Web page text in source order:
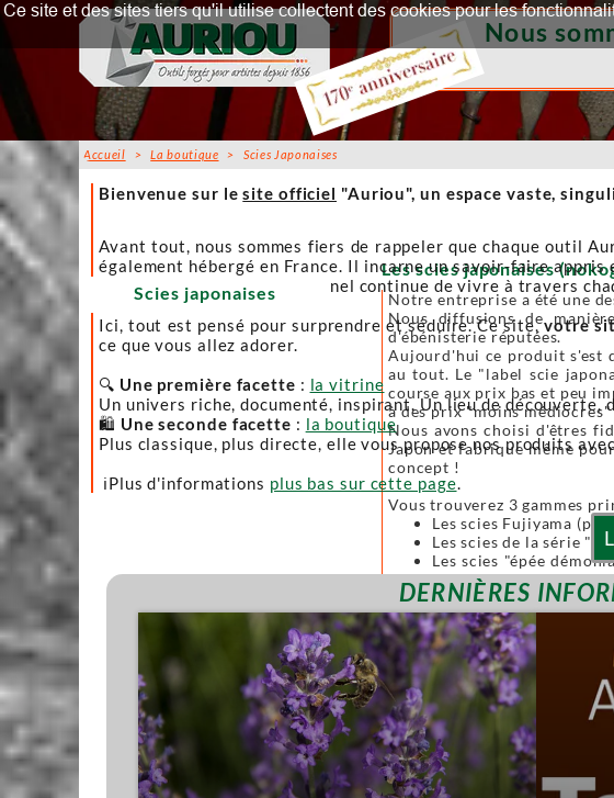
Accueil >La boutique > Scies Japonaises
Les scies japonaises
Notre entreprise a été une
Nous diffusions de
d'ébénisterie réputées.
Aujourd'hui ce produit s'est
au tout. Le "label scie
course aux prix bas et peu
à des prix "moins
Nous avons choisi d'êtres
Japon et fabrique même
concept !
Vous trouverez 3 gammes
Les scies Fujiyama
Les scies de la série
Les scies "épée
forgées à la main tout
Toutes ces scies sont à
Nous vous proposons aussi
Mawashibiki :
Kughikii : parfaite pour
Évidemment nous
Scies japonaises
Nous
Accueil
Bienvenue sur lesite officiel "Auriou", un espace vaste,
Avant tout, nous sommes fiers de rappeler que chaque outil
également hébergé en France. Il incarne un savoir-faire
afin que l’artisanat traditionnel continue de vivre à travers
Ici, tout est pensé pour surprendre et séduire. Ce site,votre
ce que vous allez adorer.
🔍 Une première facette : la vitrine
Un univers riche, documenté, inspirant. Un lieu de découverte,
🛍️ Une seconde facette : la boutique
Plus classique, plus directe, elle vous propose nos produits
ℹ️Plus d'informations plus bas sur cette page.
DERNIÈRES
Ce site et des sites tiers qu'il utilise collectent des cookies pour les